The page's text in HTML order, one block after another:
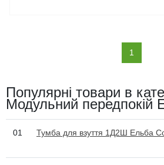
1
Популярні товари в
Модульний передпокій
01 Тумба для взуття 1Д2Ш Ельба